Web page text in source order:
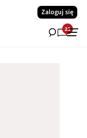
Zaloguj się
23